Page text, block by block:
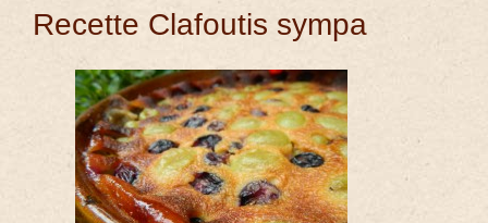
Recette Clafoutis sympa